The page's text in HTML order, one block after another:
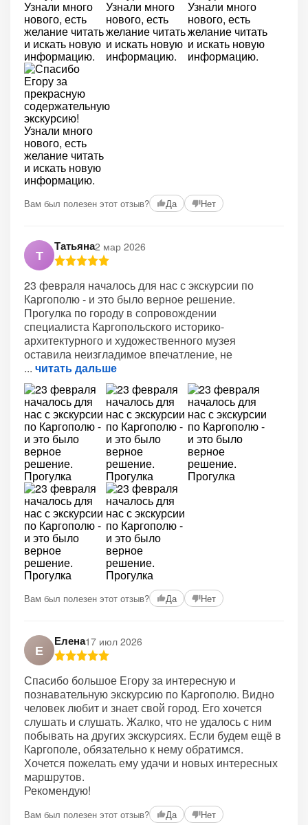
Вам был полезен этот отзыв? Да Нет
Т
Татьяна2 мар 2026
23 февраля началось для нас с экскурсии по
Каргополю - и это было верное решение.
Прогулка по городу в сопровождении
специалиста Каргопольского историко-
архитектурного и художественного музея
оставила неизгладимое впечатление, не
читать дальше
Вам был полезен этот отзыв? Да Нет
Е
Елена17 июл 2026
Спасибо большое Егору за интересную и
познавательную экскурсию по Каргополю. Видно
человек любит и знает свой город. Его хочется
слушать и слушать. Жалко, что не удалось с ним
побывать на других экскурсиях. Если будем ещё в
Каргополе, обязательно к нему обратимся.
Хочется пожелать ему удачи и новых интересных
маршрутов.
Рекомендую!
Вам был полезен этот отзыв? Да Нет